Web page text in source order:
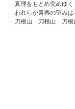
真理をもとめ究めゆく
われらが青春の望みは
刀根山 刀根山 刀根